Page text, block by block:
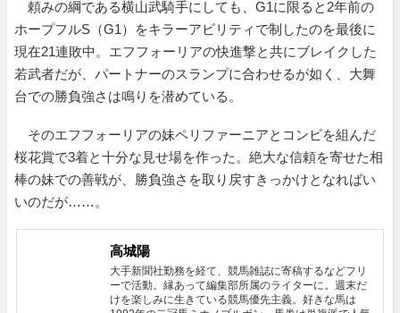
頼みの綱である横山武騎手にしても、G1に限ると2年前の
ホープフルS（G1）をキラーアビリティで制したのを最後に
現在21連敗中。エフフォーリアの快進撃と共にブレイクした
若武者だが、パートナーのスランプに合わせるが如く、大舞
台での勝負強さは鳴りを潜めている。
そのエフフォーリアの妹ペリファーニアとコンビを組んだ
桜花賞で3着と十分な見せ場を作った。絶大な信頼を寄せた相
棒の妹での善戦が、勝負強さを取り戻すきっかけとなればい
いのだが……。
高城陽
大手新聞社勤務を経て、競馬雑誌に寄稿するなどフリ
ーで活動。縁あって編集部所属のライターに。週末だ
けを楽しみに生きている競馬優先主義。好きな馬は